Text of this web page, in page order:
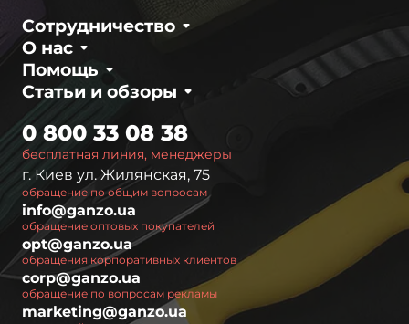
О нас
Сотрудничество
Статьи и обзоры
Помощь
бесплатная линия, менеджеры
0 800 33 08 38
г. Киев ул. Жилянская, 75
обращение по общим вопросам
info@ganzo.ua
обращение оптовых покупателей
opt@ganzo.ua
обращения корпоративных клиентов
corp@ganzo.ua
обращение по вопросам рекламы
marketing@ganzo.ua